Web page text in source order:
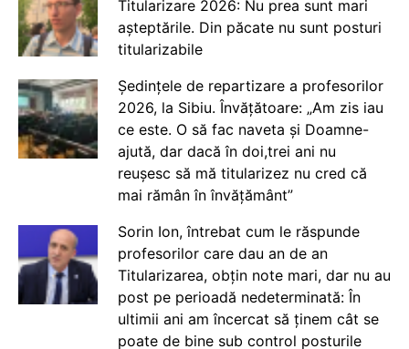
Titularizare 2026: Nu prea sunt mari
așteptările. Din păcate nu sunt posturi
titularizabile
Ședințele de repartizare a profesorilor
2026, la Sibiu. Învățătoare: „Am zis iau
ce este. O să fac naveta și Doamne-
ajută, dar dacă în doi,trei ani nu
reușesc să mă titularizez nu cred că
mai rămân în învățământ”
Sorin Ion, întrebat cum le răspunde
profesorilor care dau an de an
Titularizarea, obțin note mari, dar nu au
post pe perioadă nedeterminată: În
ultimii ani am încercat să ținem cât se
poate de bine sub control posturile